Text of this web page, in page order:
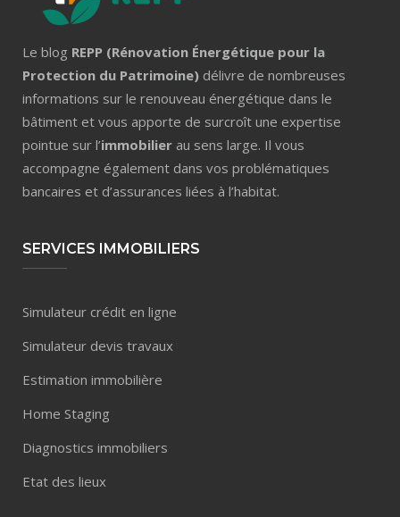
Le blog REPP (Rénovation Énergétique pour la
Protection du Patrimoine) délivre de nombreuses
informations sur le renouveau énergétique dans le
bâtiment et vous apporte de surcroît une expertise
pointue sur l’immobilier au sens large. Il vous
accompagne également dans vos problématiques
bancaires et d’assurances liées à l’habitat.
SERVICES IMMOBILIERS
Simulateur crédit en ligne
Simulateur devis travaux
Estimation immobilière
Home Staging
Diagnostics immobiliers
Etat des lieux